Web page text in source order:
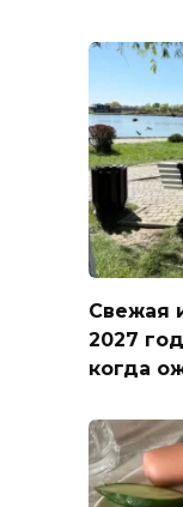
Свежая
2027
когда